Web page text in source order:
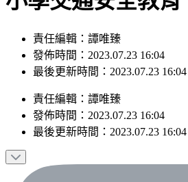
責任編輯：譚唯臻
發佈時間：2023.07.23 16:04
最後更新時間：2023.07.23 16:04
責任編輯 ： 譚唯臻
發佈時間： 2023.07.23 16:04
最後更新時間： 2023.07.23 16:04